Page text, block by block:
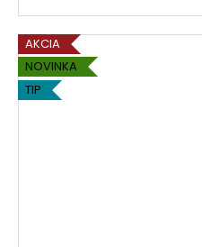
AKCIA
NOVINKA
TIP